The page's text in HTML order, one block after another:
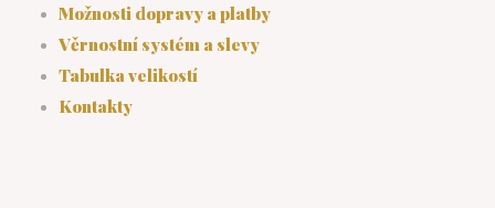
Možnosti dopravy a platby
Věrnostní systém a slevy
Tabulka velikostí
Kontakty